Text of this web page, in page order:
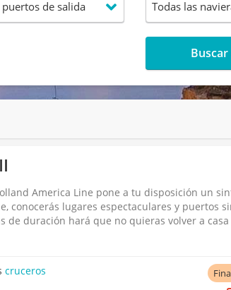
America Line pone a tu disposición un
lugares espectaculares y puertos
de duración hará que no quieras volver a
cruceros